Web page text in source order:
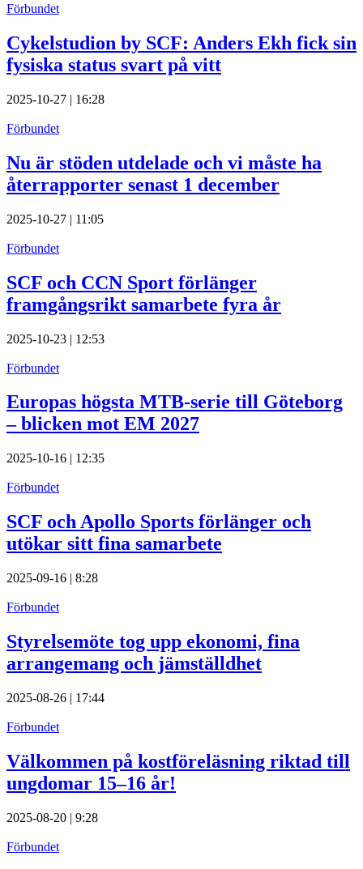
Förbundet
Cykelstudion by SCF: Anders Ekh fick sin
fysiska status svart på vitt
2025-10-27 | 16:28
Förbundet
Nu är stöden utdelade och vi måste ha
återrapporter senast 1 december
2025-10-27 | 11:05
Förbundet
SCF och CCN Sport förlänger
framgångsrikt samarbete fyra år
2025-10-23 | 12:53
Förbundet
Europas högsta MTB-serie till Göteborg
– blicken mot EM 2027
2025-10-16 | 12:35
Förbundet
SCF och Apollo Sports förlänger och
utökar sitt fina samarbete
2025-09-16 | 8:28
Förbundet
Styrelsemöte tog upp ekonomi, fina
arrangemang och jämställdhet
2025-08-26 | 17:44
Förbundet
Välkommen på kostföreläsning riktad till
ungdomar 15–16 år!
2025-08-20 | 9:28
Förbundet